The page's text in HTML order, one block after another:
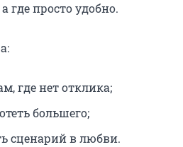
где просто удобно.
где нет отклика;
большего;
сценарий в любви.